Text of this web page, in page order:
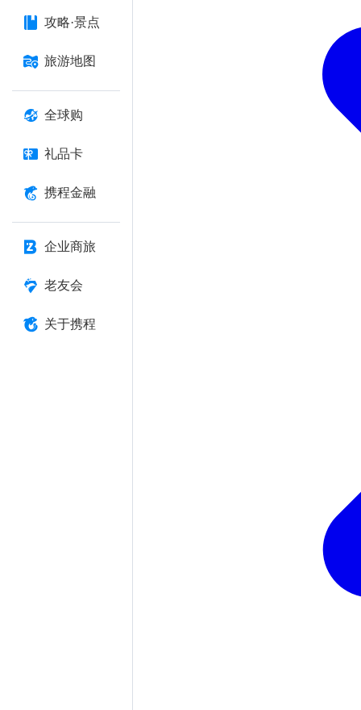
攻略·景点
旅游地图
全球购
礼品卡
携程金融
企业商旅
老友会
关于携程